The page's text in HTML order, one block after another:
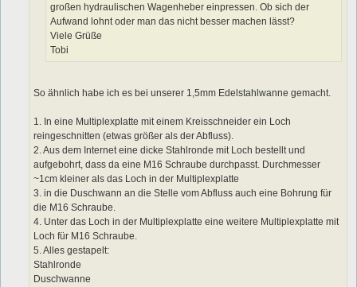
großen hydraulischen Wagenheber einpressen. Ob sich der
Aufwand lohnt oder man das nicht besser machen lässt?
Viele Grüße
Tobi
So ähnlich habe ich es bei unserer 1,5mm Edelstahlwanne gemacht.
1. In eine Multiplexplatte mit einem Kreisschneider ein Loch
reingeschnitten (etwas größer als der Abfluss).
2. Aus dem Internet eine dicke Stahlronde mit Loch bestellt und
aufgebohrt, dass da eine M16 Schraube durchpasst. Durchmesser
~1cm kleiner als das Loch in der Multiplexplatte
3. in die Duschwann an die Stelle vom Abfluss auch eine Bohrung für
die M16 Schraube.
4. Unter das Loch in der Multiplexplatte eine weitere Multiplexplatte mit
Loch für M16 Schraube.
5. Alles gestapelt:
Stahlronde
Duschwanne